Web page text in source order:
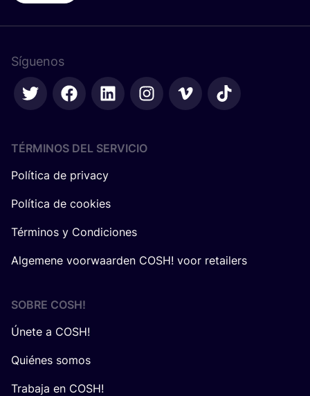
Síguenos
TÉRMINOS DEL SERVICIO
Política de privacy
Política de cookies
Términos y Condiciones
Algemene voorwaarden COSH! voor retailers
SOBRE COSH!
Únete a COSH!
Quiénes somos
Trabaja en COSH!